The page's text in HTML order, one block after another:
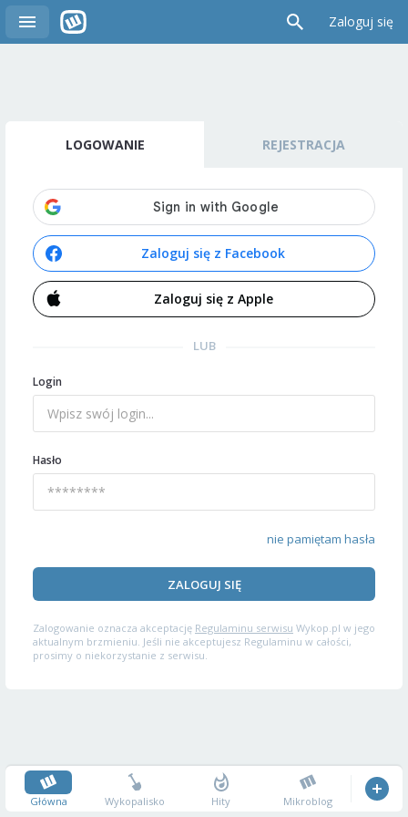
Zaloguj się
LOGOWANIE REJESTRACJA
Zaloguj się z Facebook
Zaloguj się z Apple
LUB
Login
Hasło
nie pamiętam hasła
ZALOGUJ SIĘ
Zalogowanie oznacza akceptację Regulaminu serwisu Wykop.pl w jego
aktualnym brzmieniu. Jeśli nie akceptujesz Regulaminu w całości,
prosimy o niekorzystanie z serwisu.
Główna Wykopalisko Hity Mikroblog